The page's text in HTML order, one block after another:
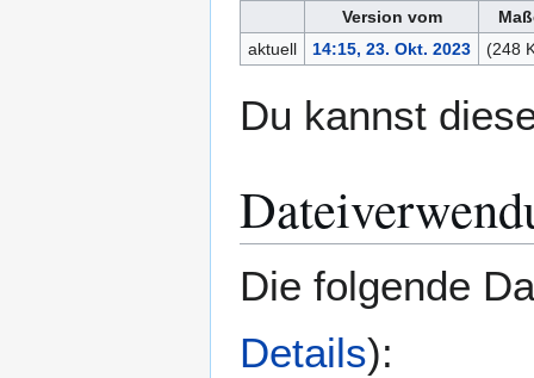
Version vom
aktuell
14:15, 23. Okt. 2023 (248
Du kannst
Die folgende
Details):